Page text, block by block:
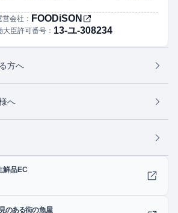
営会社： FOODiSON
大臣許可番号： 13-ユ-308234
方へ
へ
鮮品EC
のある街の魚屋